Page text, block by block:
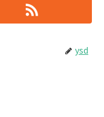
ysd